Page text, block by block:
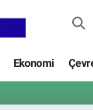
Ekonomi